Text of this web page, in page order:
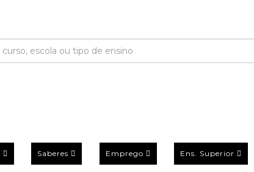
Saberes Emprego Ens. Superior